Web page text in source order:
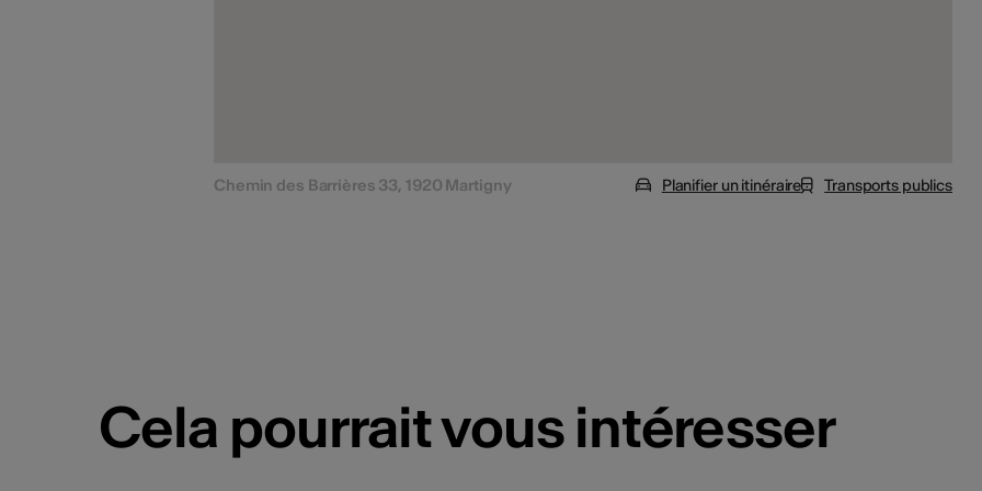
Chemin des Barrières 33, 1920 Martigny Planifier un itinéraire Transports publics
Cela pourrait vous intéresser